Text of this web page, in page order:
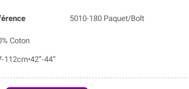
5010-180 Paquet/Bolt
Coton
112cm•42”-44”